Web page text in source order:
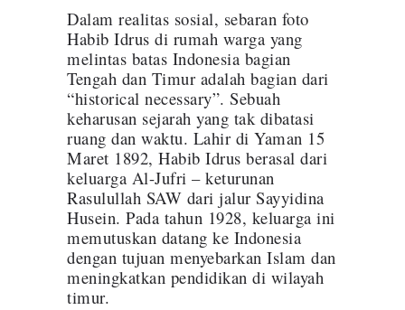
Dalam realitas sosial, sebaran foto
Habib Idrus di rumah warga yang
melintas batas Indonesia bagian
Tengah dan Timur adalah bagian dari
“historical necessary”. Sebuah
keharusan sejarah yang tak dibatasi
ruang dan waktu. Lahir di Yaman 15
Maret 1892, Habib Idrus berasal dari
keluarga Al-Jufri – keturunan
Rasulullah SAW dari jalur Sayyidina
Husein. Pada tahun 1928, keluarga ini
memutuskan datang ke Indonesia
dengan tujuan menyebarkan Islam dan
meningkatkan pendidikan di wilayah
timur.